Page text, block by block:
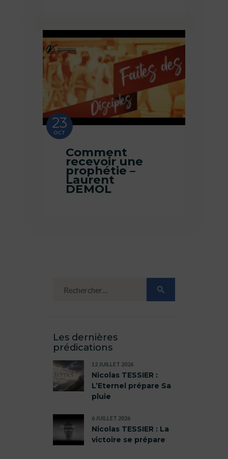
23
OCT
Comment
recevoir une
prophétie –
Laurent
DEMOL
Les dernières
prédications
Nicolas TESSIER :
L’Eternel prépare Sa
pluie
12 JUILLET 2026
Nicolas TESSIER : La
victoire se prépare
6 JUILLET 2026